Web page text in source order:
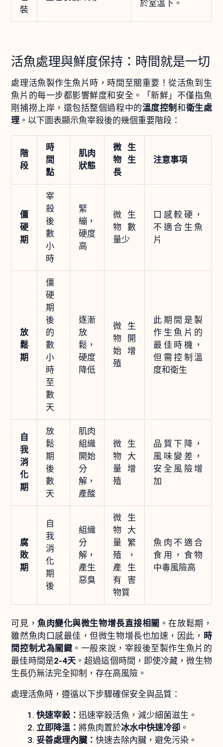
裝
於室溫下。
活魚處理與鮮度保持：時間就是一切
處理活魚製作生魚片時，時間至關重要！從活魚到生
魚片的每一步都影響鮮度和安全。「新鮮」不僅指魚
剛捕撈上岸，還包括整個過程中的溫度控制 和衛生處
理 。以下圖表顯示魚宰殺後的幾個重要階段：
階
段
時
間
點
肌肉
狀態
微生
物生
長
注意事項
僵
硬
期
宰
殺
後
數
小
時
緊
繃，
硬度
高
微生
物數
量少
口感較硬，
不適合生魚
片
放
鬆
期
僵
硬
期
後
的
數
小
時
至
數
天
逐漸
放
鬆，
硬度
降低
微生
物開
始增
殖
此期間是製
作生魚片的
最佳時機，
但需控制溫
度和衛生
自
我
消
化
期
放
鬆
期
後
數
天
肌肉
組織
開始
分
解，
產酸
微生
物大
量增
殖
品質下降，
風味變差，
安全風險增
加
腐
敗
期
自
我
消
化
期
後
組織
分
解，
產生
惡臭
微生
物大
量繁
殖，
產生
有害
物質
魚肉不適合
食用，食物
中毒風險高
可見，魚肉變化與微生物增長直接相關 。在放鬆期，
雖然魚肉口感最佳，但微生物增長也加速，因此， 時
間控制尤為關鍵 。一般來說，宰殺後至製作生魚片的
最佳時間是2-4天 。超過這個時間，即使冷藏，微生物
生長仍無法完全抑制，存在高風險。
處理活魚時，遵循以下步驟確保安全與品質：
快速宰殺：迅速宰殺活魚，減少細菌滋生。
立即降溫：將魚肉置於冰水中快速冷卻 。
妥善處理內臟：快速去除內臟，避免污染。